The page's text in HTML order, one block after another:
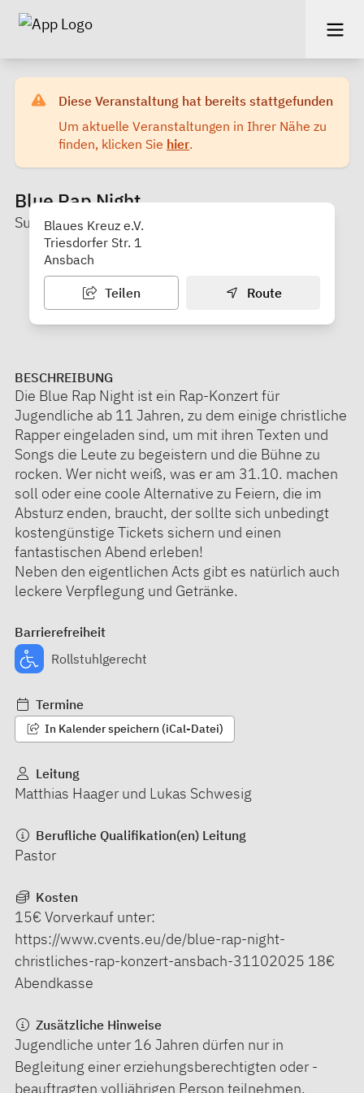
Diese Veranstaltung hat bereits stattgefunden
Um aktuelle Veranstaltungen in Ihrer Nähe zu
finden, klicken Sie hier.
Blue Rap Night
Suchthilfe Blaues Kreuz Ansbach
Blaues Kreuz e.V.
Triesdorfer Str. 1
Ansbach
Teilen Route
BESCHREIBUNG
Die Blue Rap Night ist ein Rap-Konzert für
Jugendliche ab 11 Jahren, zu dem einige christliche
Rapper eingeladen sind, um mit ihren Texten und
Songs die Leute zu begeistern und die Bühne zu
rocken. Wer nicht weiß, was er am 31.10. machen
soll oder eine coole Alternative zu Feiern, die im
Absturz enden, braucht, der sollte sich unbedingt
kostengünstige Tickets sichern und einen
fantastischen Abend erleben!
Neben den eigentlichen Acts gibt es natürlich auch
leckere Verpflegung und Getränke.
Barrierefreiheit
Rollstuhlgerecht
Termine
In Kalender speichern (iCal-Datei)
Leitung
Matthias Haager und Lukas Schwesig
Berufliche Qualifikation(en) Leitung
Pastor
Kosten
15€ Vorverkauf unter:
https://www.cvents.eu/de/blue-rap-night-
christliches-rap-konzert-ansbach-31102025 18€
Abendkasse
Zusätzliche Hinweise
Jugendliche unter 16 Jahren dürfen nur in
Begleitung einer erziehungsberechtigten oder -
beauftragten volljährigen Person teilnehmen.